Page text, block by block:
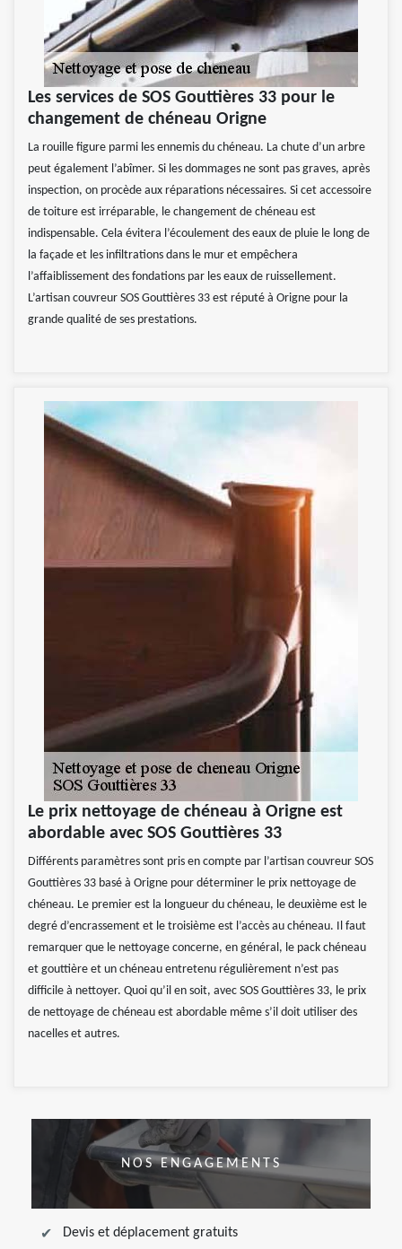
Les services de SOS Gouttières 33 pour le
changement de chéneau Origne
La rouille figure parmi les ennemis du chéneau. La chute d’un arbre
peut également l’abîmer. Si les dommages ne sont pas graves, après
inspection, on procède aux réparations nécessaires. Si cet accessoire
de toiture est irréparable, le changement de chéneau est
indispensable. Cela évitera l’écoulement des eaux de pluie le long de
la façade et les infiltrations dans le mur et empêchera
l’affaiblissement des fondations par les eaux de ruissellement.
L’artisan couvreur SOS Gouttières 33 est réputé à Origne pour la
grande qualité de ses prestations.
Le prix nettoyage de chéneau à Origne est
abordable avec SOS Gouttières 33
Différents paramètres sont pris en compte par l’artisan couvreur SOS
Gouttières 33 basé à Origne pour déterminer le prix nettoyage de
chéneau. Le premier est la longueur du chéneau, le deuxième est le
degré d’encrassement et le troisième est l’accès au chéneau. Il faut
remarquer que le nettoyage concerne, en général, le pack chéneau
et gouttière et un chéneau entretenu régulièrement n’est pas
difficile à nettoyer. Quoi qu’il en soit, avec SOS Gouttières 33, le prix
de nettoyage de chéneau est abordable même s’il doit utiliser des
nacelles et autres.
NOS ENGAGEMENTS
Devis et déplacement gratuits